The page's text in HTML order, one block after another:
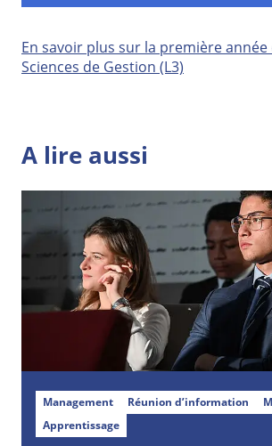
En savoir plus sur la première
Sciences de Gestion (L3)
A lire aussi
Management Réunion d’information
Apprentissage